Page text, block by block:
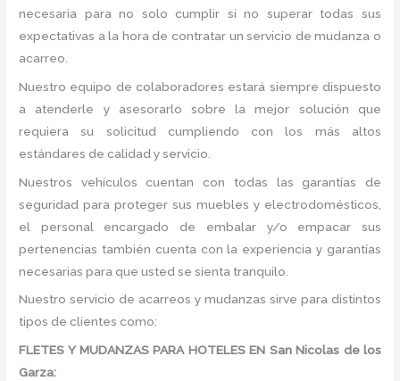
necesaria para no solo cumplir si no superar todas sus
expectativas a la hora de contratar un servicio de mudanza o
acarreo.
Nuestro equipo de colaboradores estará siempre dispuesto
a atenderle y asesorarlo sobre la mejor solución que
requiera su solicitud cumpliendo con los más altos
estándares de calidad y servicio.
Nuestros vehículos cuentan con todas las garantías de
seguridad para proteger sus muebles y electrodomésticos,
el personal encargado de embalar y/o empacar sus
pertenencias también cuenta con la experiencia y garantías
necesarias para que usted se sienta tranquilo.
Nuestro servicio de acarreos y mudanzas sirve para distintos
tipos de clientes como:
FLETES Y MUDANZAS PARA HOTELES EN San Nicolas de los
Garza: